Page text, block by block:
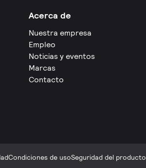
Acerca de
Nuestra empresa
Empleo
Noticias y eventos
Marcas
Contacto
Condiciones de usoSeguridad del producto